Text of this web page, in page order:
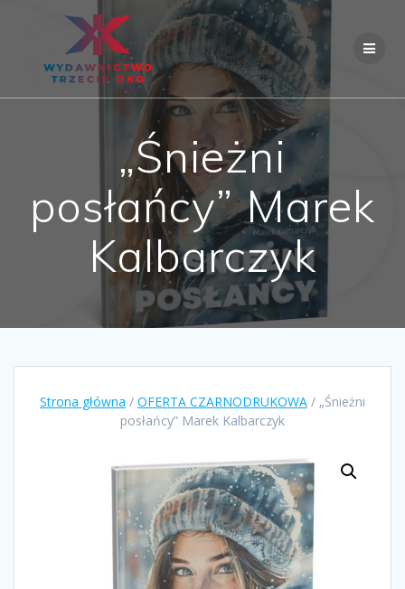
Skip
to
„Śnieżni
posłańcy” Marek
Kalbarczyk
Strona główna / OFERTA CZARNODRUKOWA / „Śnieżni
posłańcy” Marek Kalbarczyk